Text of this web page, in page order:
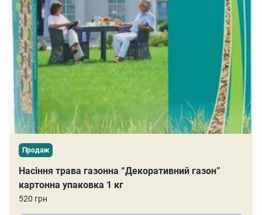
Продаж
Насіння трава газонна “Декоративний газон”
картонна упаковка 1 кг
520 грн